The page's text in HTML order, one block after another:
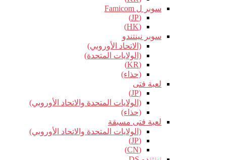
سوبر ل Famicom
(JP)
(HK)
سوبر نينتندو
(الاتحاد الأوروبي)
(الولايات المتحدة)
(KR)
(حذاء)
لعبة فتى
(JP)
(الولايات المتحدة والاتحاد الأوروبي)
(حذاء)
لعبة فتى مسبقة
(الولايات المتحدة والاتحاد الأوروبي)
(JP)
(CN)